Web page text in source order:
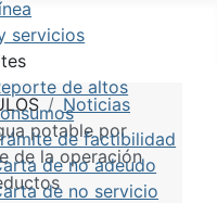
servicios
de altos
de factibilidad
de no adeudo
de no servicio
Noticias
potable por
de la operación